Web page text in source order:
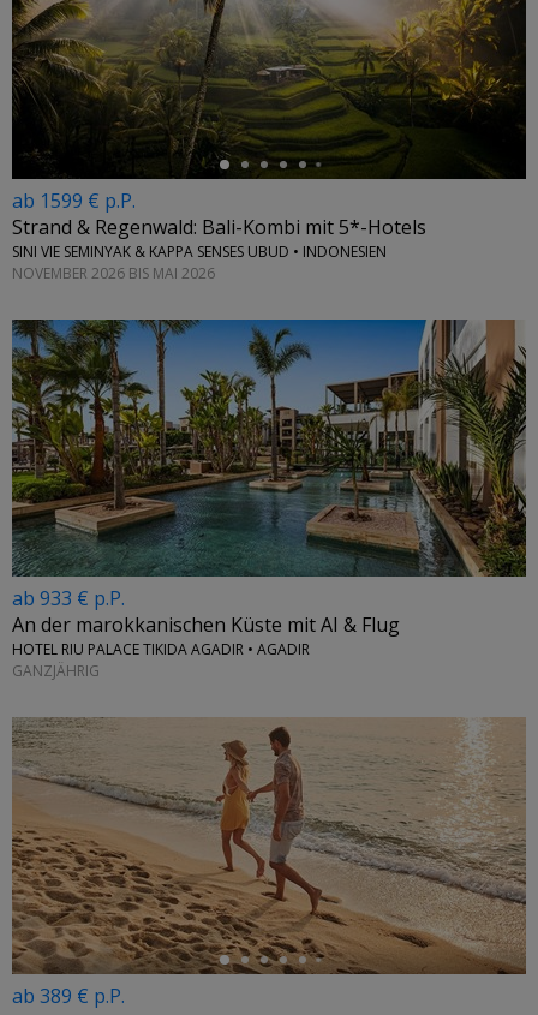
←
ab 1599 € p.P.
Strand & Regenwald: Bali-Kombi mit 5*-Hotels
SINI VIE SEMINYAK & KAPPA SENSES UBUD • INDONESIEN
NOVEMBER 2026 BIS MAI 2026
ab 933 € p.P.
An der marokkanischen Küste mit AI & Flug
HOTEL RIU PALACE TIKIDA AGADIR • AGADIR
GANZJÄHRIG
←
ab 389 € p.P.